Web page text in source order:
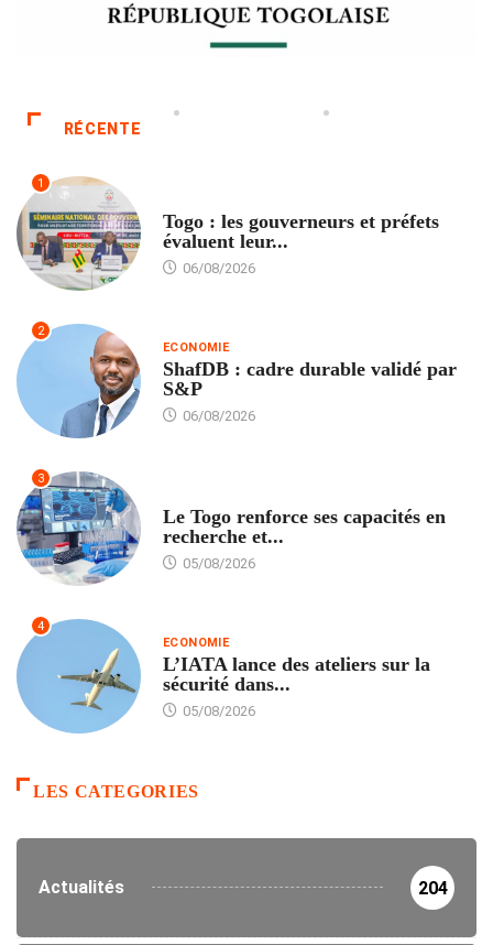
RÉCENTE
1
Togo : les gouverneurs et préfets
évaluent leur...
06/08/2026
2
ECONOMIE
ShafDB : cadre durable validé par
S&P
06/08/2026
3
Le Togo renforce ses capacités en
recherche et...
05/08/2026
4
ECONOMIE
L’IATA lance des ateliers sur la
sécurité dans...
05/08/2026
LES CATEGORIES
Actualités 204